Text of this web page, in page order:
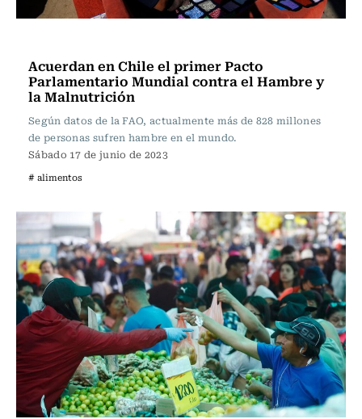
Acuerdan en Chile el primer Pacto
Parlamentario Mundial contra el Hambre y
la Malnutrición
Según datos de la FAO, actualmente más de 828 millones
de personas sufren hambre en el mundo.
Sábado 17 de junio de 2023
# alimentos